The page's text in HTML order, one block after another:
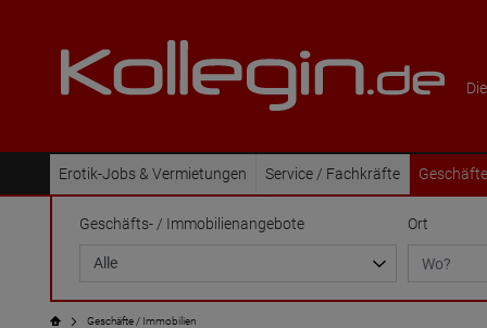
Erotik-Jobs & Vermietungen Service / Fachkräfte
Geschäfts- / Immobilienangebote Ort
Geschäfte / Immobilien